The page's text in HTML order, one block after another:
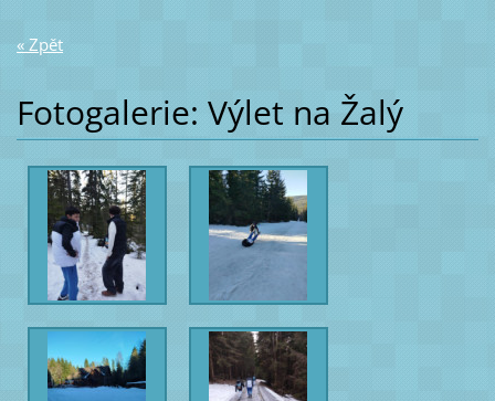
« Zpět
Fotogalerie: Výlet na Žalý